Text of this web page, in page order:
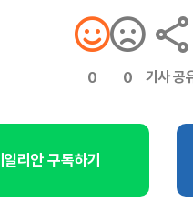
0 0 기사 공
리안 구독하기